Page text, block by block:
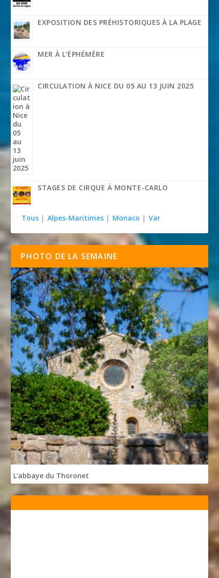
EXPOSITION DES PRÉHISTORIQUES À LA PLAGE
MER À L’ÉPHÉMÈRE
CIRCULATION À NICE DU 05 AU 13 JUIN 2025
STAGES DE CIRQUE À MONTE-CARLO
Tous | Alpes-Maritimes | Monaco | Var
PHOTO DE LA SEMAINE
L'abbaye du Thoronet